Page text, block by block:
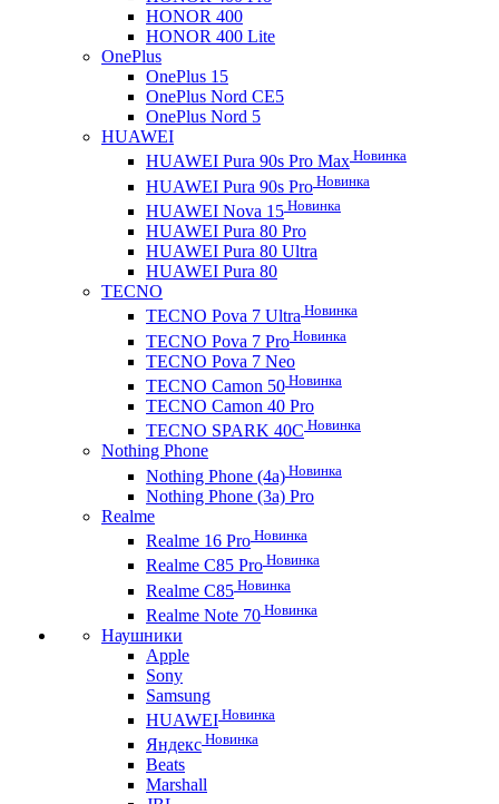
HONOR 400
HONOR 400 Lite
OnePlus
OnePlus 15
OnePlus Nord CE5
OnePlus Nord 5
HUAWEI
HUAWEI Pura 90s Pro Max Новинка
HUAWEI Pura 90s Pro Новинка
HUAWEI Nova 15 Новинка
HUAWEI Pura 80 Pro
HUAWEI Pura 80 Ultra
HUAWEI Pura 80
TECNO
TECNO Pova 7 Ultra Новинка
TECNO Pova 7 Pro Новинка
TECNO Pova 7 Neo
TECNO Camon 50 Новинка
TECNO Camon 40 Pro
TECNO SPARK 40C Новинка
Nothing Phone
Nothing Phone (4a) Новинка
Nothing Phone (3a) Pro
Realme
Realme 16 Pro Новинка
Realme C85 Pro Новинка
Realme C85 Новинка
Realme Note 70 Новинка
Наушники
Apple
Sony
Samsung
HUAWEI Новинка
Яндекс Новинка
Beats
Marshall